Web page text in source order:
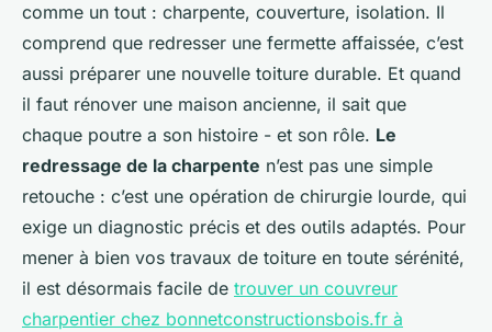
comme un tout : charpente, couverture, isolation. Il
comprend que redresser une fermette affaissée, c’est
aussi préparer une nouvelle toiture durable. Et quand
il faut rénover une maison ancienne, il sait que
chaque poutre a son histoire - et son rôle. Le
redressage de la charpente n’est pas une simple
retouche : c’est une opération de chirurgie lourde, qui
exige un diagnostic précis et des outils adaptés. Pour
mener à bien vos travaux de toiture en toute sérénité,
il est désormais facile de trouver un couvreur
charpentier chez bonnetconstructionsbois.fr à